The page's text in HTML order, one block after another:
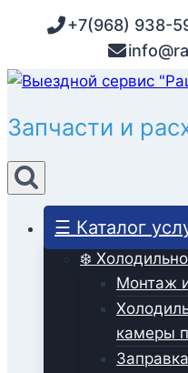
Перейти
содержимому
+7(968) 938-
Регулярное
☰ Каталог
❄️
Монтаж
камеры